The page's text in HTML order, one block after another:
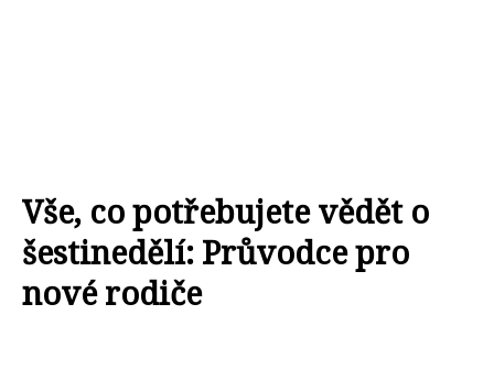
Vše, co potřebujete vědět o
šestinedělí: Průvodce pro
nové rodiče